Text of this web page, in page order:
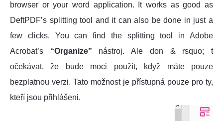
browser or your word application. It works as good as
DeftPDF’s splitting tool and it can also be done in just a
few clicks. You can find the splitting tool in Adobe
Acrobat’s “Organize” nástroj. Ale don & rsquo; t
očekávat, že bude moci použít, když máte pouze
bezplatnou verzi. Tato možnost je přístupná pouze pro ty,
kteří jsou přihlášeni.